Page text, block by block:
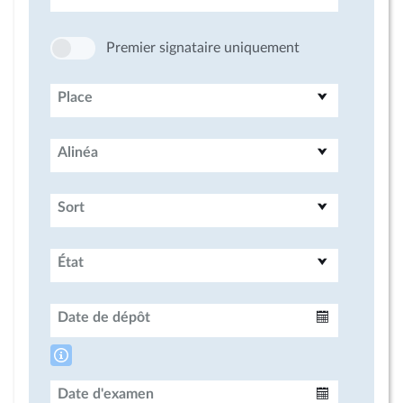
Premier signataire uniquement
Place
Alinéa
Sort
État
Date de dépôt
Date d'examen